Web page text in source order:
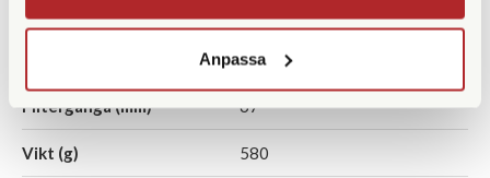
Anpassa
Brännvidd (mm)
f/4-5,6
Filtergänga (mm) 67
Vikt (g) 580